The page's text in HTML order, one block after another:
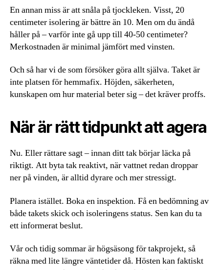
En annan miss är att snåla på tjockleken. Visst, 20
centimeter isolering är bättre än 10. Men om du ändå
håller på – varför inte gå upp till 40-50 centimeter?
Merkostnaden är minimal jämfört med vinsten.
Och så har vi de som försöker göra allt själva. Taket är
inte platsen för hemmafix. Höjden, säkerheten,
kunskapen om hur material beter sig – det kräver proffs.
När är rätt tidpunkt att agera
Nu. Eller rättare sagt – innan ditt tak börjar läcka på
riktigt. Att byta tak reaktivt, när vattnet redan droppar
ner på vinden, är alltid dyrare och mer stressigt.
Planera istället. Boka en inspektion. Få en bedömning av
både takets skick och isoleringens status. Sen kan du ta
ett informerat beslut.
Vår och tidig sommar är högsäsong för takprojekt, så
räkna med lite längre väntetider då. Hösten kan faktiskt